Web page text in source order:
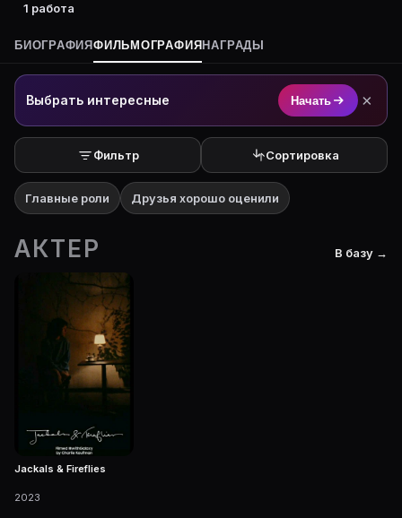
1 работа
БИОГРАФИЯФИЛЬМОГРАФИЯ НАГРАДЫ
Выбрать интересные Начать ×
Фильтр Сортировка
Главные роли Друзья хорошо оценили
АКТЕР В базу →
Jackals & Fireflies
2023